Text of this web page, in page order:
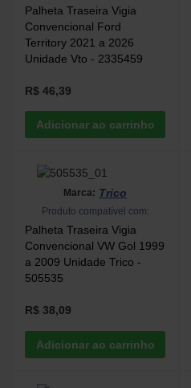
Palheta Traseira Vigia
Convencional Ford
Territory 2021 a 2026
Unidade Vto - 2335459
R$ 46,39
Marca: Trico
Produto compatível com:
Palheta Traseira Vigia
Convencional VW Gol 1999
a 2009 Unidade Trico -
505535
R$ 38,09